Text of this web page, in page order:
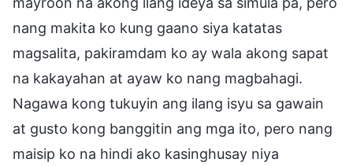
nang makita ko kung gaano siya katatas
magsalita, pakiramdam ko ay wala akong sapat
na kakayahan at ayaw ko nang magbahagi.
Nagawa kong tukuyin ang ilang isyu sa gawain
at gusto kong banggitin ang mga ito, pero nang
maisip ko na hindi ako kasinghusay niya